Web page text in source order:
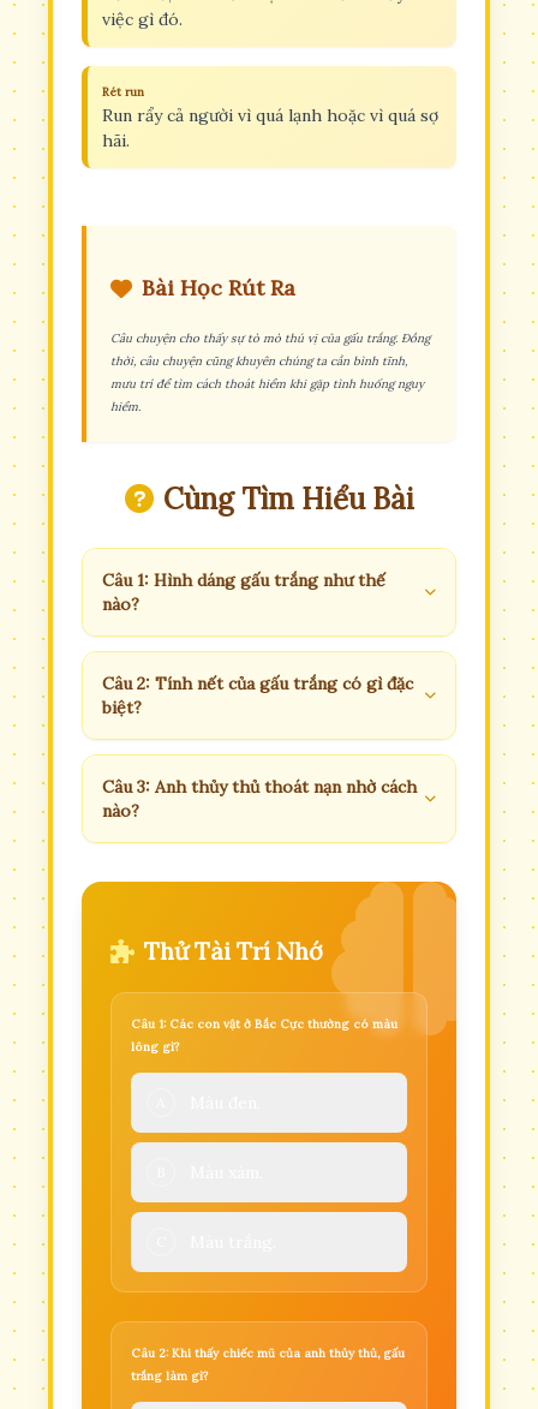
việc gì đó.
Rét run
Run rẩy cả người vì quá lạnh hoặc vì quá sợ
hãi.
Bài Học Rút Ra
Câu chuyện cho thấy sự tò mò thú vị của gấu trắng. Đồng
thời, câu chuyện cũng khuyên chúng ta cần bình tĩnh,
mưu trí để tìm cách thoát hiểm khi gặp tình huống nguy
hiểm.
Cùng Tìm Hiểu Bài
Câu 1: Hình dáng gấu trắng như thế
nào?
Câu 2: Tính nết của gấu trắng có gì đặc
biệt?
Câu 3: Anh thủy thủ thoát nạn nhờ cách
nào?
Thử Tài Trí Nhớ
Câu 1: Các con vật ở Bắc Cực thường có màu
lông gì?
Câu 2: Khi thấy chiếc mũ của anh thủy thủ, gấu
trắng làm gì?